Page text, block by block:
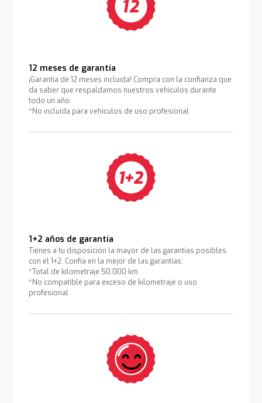
12 meses de garantía
¡Garantía de 12 meses incluida! Compra con la confianza que
da saber que respaldamos nuestros vehículos durante
todo un año.
*No incluida para vehículos de uso profesional
1+2 años de garantía
Tienes a tu disposición la mayor de las garantías posibles
con el 1+2. Confía en la mejor de las garantías.
*Total de kilometraje 50.000 km
*No compatible para exceso de kilometraje o uso
profesional